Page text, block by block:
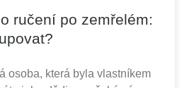
ručení po zemřelém:
osoba, která byla vlastníkem